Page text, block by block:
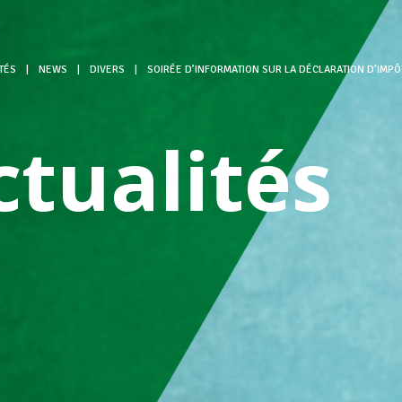
NEWS DIVERS SOIRÉE D’INFORMATION SUR LA DÉCLARATION